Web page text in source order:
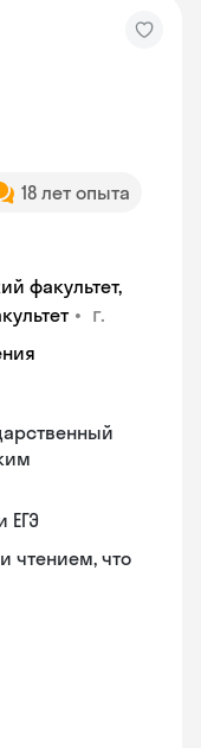
18 лет опыта
факультет,
• г.
ЕГЭ
чтением, что